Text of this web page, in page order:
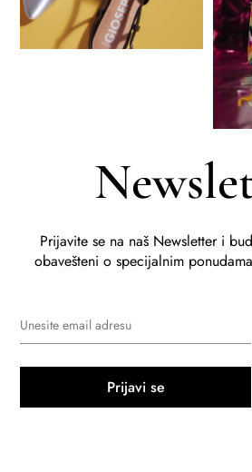
Prijavite se na naš Newsletter i
obavešteni o specijalnim
Prijavi se